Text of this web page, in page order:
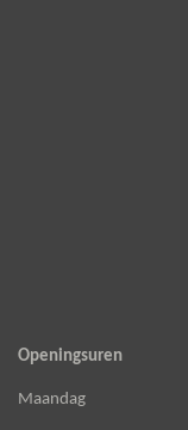
Openingsuren
Maandag